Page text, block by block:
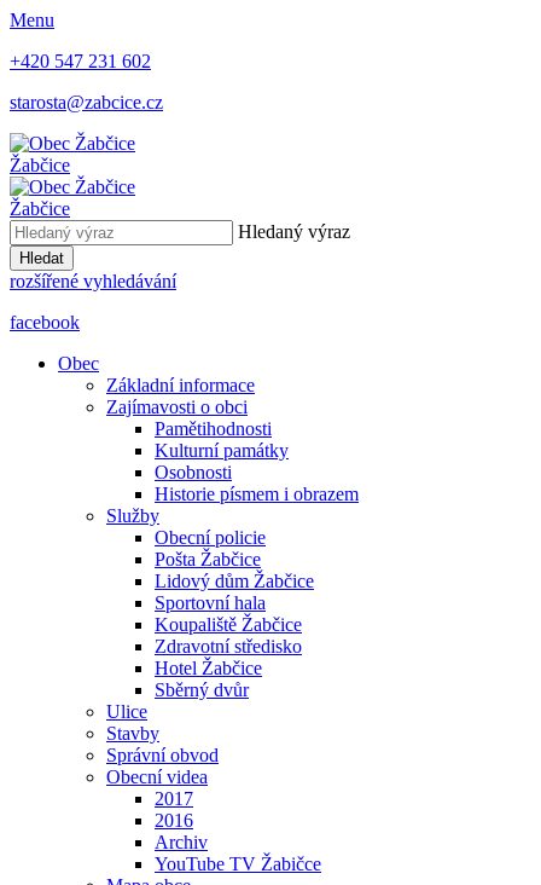
Menu
+420 547 231 602
starosta@zabcice.cz
Žabčice
Žabčice
Hledaný výraz
Hledat
rozšířené vyhledávání
facebook
Obec
Základní informace
Zajímavosti o obci
Pamětihodnosti
Kulturní památky
Osobnosti
Historie písmem i obrazem
Služby
Obecní policie
Pošta Žabčice
Lidový dům Žabčice
Sportovní hala
Koupaliště Žabčice
Zdravotní středisko
Hotel Žabčice
Sběrný dvůr
Ulice
Stavby
Správní obvod
Obecní videa
2017
2016
Archiv
YouTube TV Žabičce